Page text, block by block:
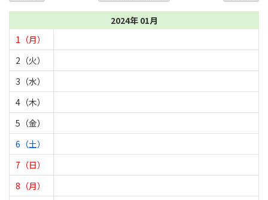
2024年 01月
1（月）
2（火）
3（水）
4（木）
5（金）
6（土）
7（日）
8（月）